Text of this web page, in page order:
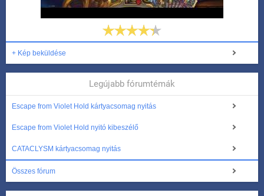
+ Kép beküldése
Legújabb fórumtémák
Escape from Violet Hold kártyacsomag nyitás
Escape from Violet Hold nyitó kibeszélő
CATACLYSM kártyacsomag nyitás
Összes fórum